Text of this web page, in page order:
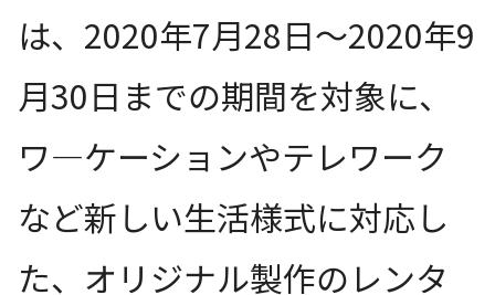
は、2020年7月28日～2020年9
月30日までの期間を対象に、
ワ―ケーションやテレワーク
など新しい生活様式に対応し
た、オリジナル製作のレンタ